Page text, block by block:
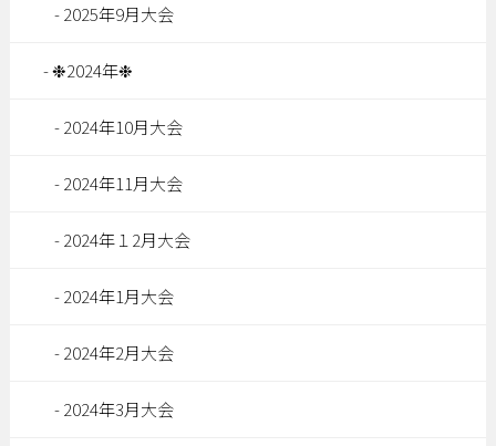
2025年9月大会
❉2024年❉
2024年10月大会
2024年11月大会
2024年１2月大会
2024年1月大会
2024年2月大会
2024年3月大会